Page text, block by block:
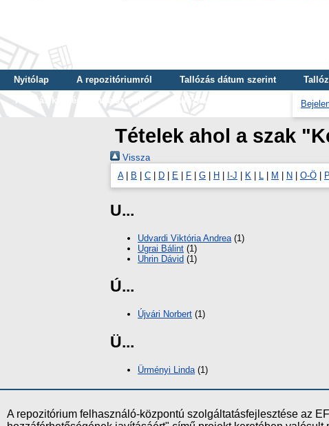
Nyitólap A repozitóriumról Tallózás dátum szerint
Tallózás képzés szintje szerint
Tallózás kulcsszó szerint
Tételek ahol a szak
Vissza
A| B C D E F G H I-J K L M N O-Ö P
U...
Udvardi Viktória Andrea(1)
Ugrai Bálint (1)
Uhrin Dávid (1)
Ú...
Újvári Norbert (1)
Ü...
Ürményi Linda (1)
A repozitórium felhasználó-központú szolgáltatásfejlesztése az